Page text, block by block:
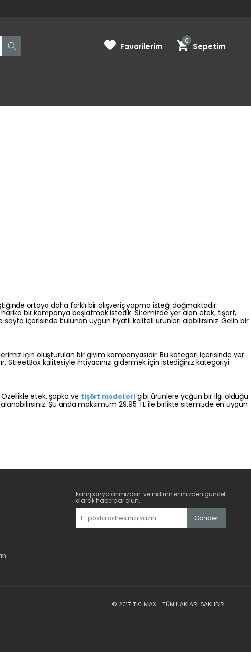
Sepetim
0
Favorilerim
ortaya daha farklı bir alışveriş yapma isteği doğmaktadır.
bir kampanya başlatmak istedik. Sitemizde yer alan etek, tişört,
içerisinde bulunan uygun fiyatlı kaliteli ürünleri alabilirsiniz. Gelin bir
için oluşturulan bir giyim kampanyasıdır. Bu kategori içerisinde yer
kalitesiyle ihtiyacınızı gidermek için istediğiniz kategoriyi
etek, şapka ve tişört modelleri gibi ürünlere yoğun bir ilgi olduğu
Şu anda maksimum 29.95 TL ile birlikte sitemizde en uygun
Kampanyalarımızdan ve indirimlerimizden güncel
olarak haberdar olun.
Gönder
© 2017 TİCİMAX - TÜM HAKLARI SAKLIDIR.